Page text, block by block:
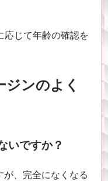
応じて年齢の確認を
ンのよく
いですか？
、完全になくなる